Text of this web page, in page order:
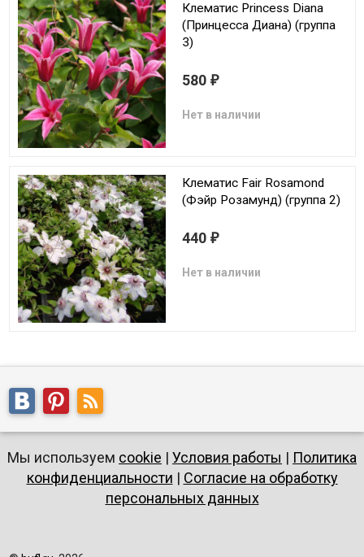
Клематис Princess Diana
(Принцесса Диана) (группа
3)
580 ₽
Нет в наличии
Клематис Fair Rosamond
(Фэйр Розамунд) (группа 2)
440 ₽
Нет в наличии
Мы используем cookie | Условия работы | Политика
конфиденциальности | Согласие на обработку
персональных данных